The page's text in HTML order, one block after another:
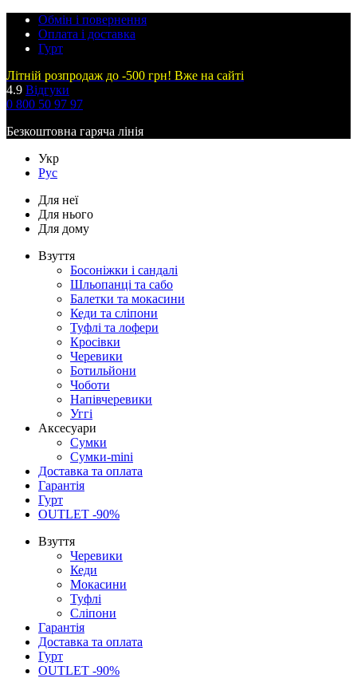
Обмін і повернення
Оплата і доставка
Гурт
Літній розпродаж до -500 грн! Вже на сайті
4.9 Відгуки
0 800 50 97 97
Безкоштовна гаряча лінія
Укр
Рус
Для неї
Для нього
Для дому
Взуття
Босоніжки і сандалі
Шльопанці та сабо
Балетки та мокасини
Кеди та сліпони
Туфлі та лофери
Кросівки
Черевики
Ботильйони
Чоботи
Напівчеревики
Уггі
Аксесуари
Сумки
Сумки-mini
Доставка та оплата
Гарантія
Гурт
OUTLET -90%
Взуття
Черевики
Кеди
Мокасини
Туфлі
Сліпони
Гарантія
Доставка та оплата
Гурт
OUTLET -90%